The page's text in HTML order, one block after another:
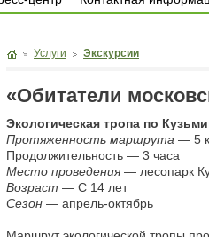
Услуги Экскурсии
«Обитатели
Экологическая тропа по
Протяженность маршрута — 5
Продолжительность — 3 часа
Место проведения — лесопарк
Возраст — С 14 лет
Сезон — апрель-октябрь